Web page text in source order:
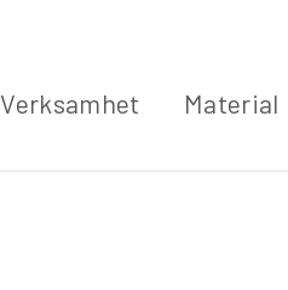
Verksamhet Material